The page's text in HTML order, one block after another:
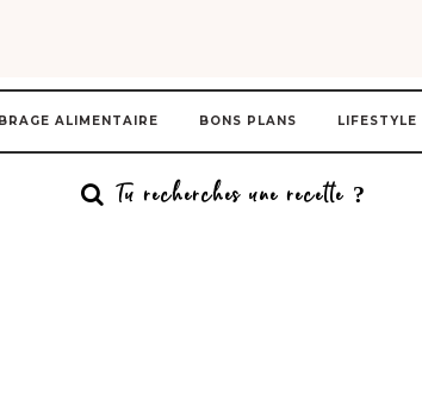
ALIMENTAIRE BONS PLANS LIFESTYLE